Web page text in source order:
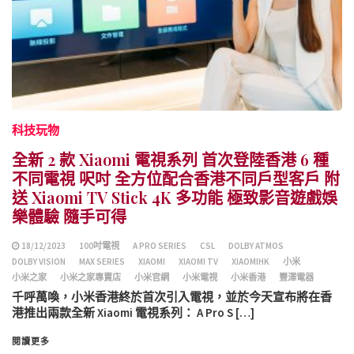
科技玩物
全新 2 款 Xiaomi 電視系列 首次登陸香港 6 種
不同電視 呎吋 全方位配合香港不同戶型客戶 附
送 Xiaomi TV Stick 4K 多功能 極致影音遊戲娛
樂體驗 隨手可得
18/12/2023 100吋電視 A PRO SERIES CSL
DOLBY ATMOS
DOLBY VISION
MAX SERIES XIAOMI XIAOMI TV XIAOMIHK
小米
小米之家
小米之家專賣店 小米官網 小米電視 小米香港 豐澤電器
千呼萬喚，小米香港終於首次引入電視，並於今天宣布將在香
港推出兩款全新 Xiaomi 電視系列： A Pro S […]
閱讀更多